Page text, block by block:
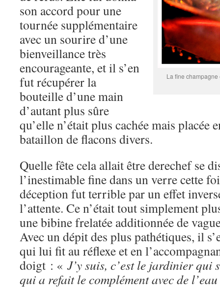
La fine
son accord pour une
tournée supplémentaire
avec un sourire d’une
bienveillance très
encourageante, et il s’en
fut récupérer la
bouteille d’une main
d’autant plus sûre
qu’elle n’était plus cachée mais placée
bataillon de flacons divers.
Quelle fête cela allait être derechef se
l’inestimable fine dans un verre cette
déception fut terrible par un effet
l’attente. Ce n’était tout simplement
une bibine frelatée additionnée de
Avec un dépit des plus pathétiques, il
qui lui fit au réflexe et en
doigt : « J’y suis, c’est le jardinier qui
qui a refait le complément avec de l’eau